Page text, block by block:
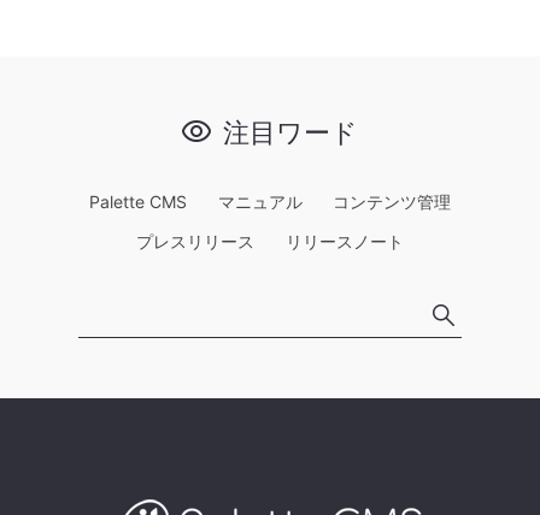
注目ワード
Palette CMS マニュアル
コンテンツ管理
プレスリリース
リリースノート